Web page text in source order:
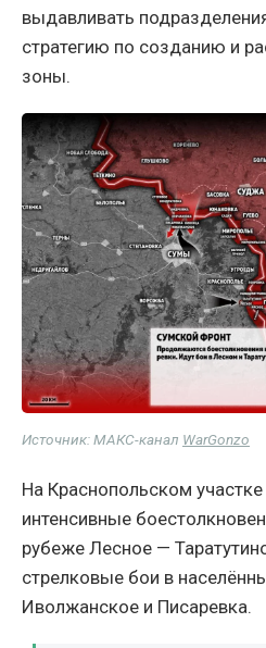
выдавливать
стратегию по созданию и
зоны.
Источник: МАКС-канал WarGonzo
На Краснопольском
интенсивные
рубеже Лесное —
стрелковые бои в
Иволжанское и Писаревка.